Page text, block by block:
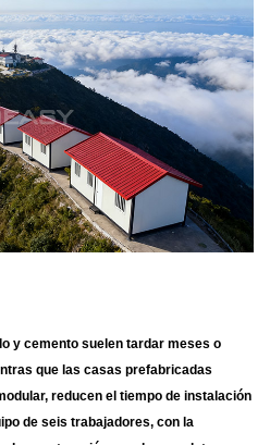
y cemento suelen tardar meses o
que las casas prefabricadas
reducen el tiempo de instalación
de seis trabajadores, con la